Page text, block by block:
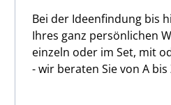
Bei der Ideenfindung bis
Ihres ganz persönlichen
einzeln oder im Set, mit
- wir beraten Sie von A bis